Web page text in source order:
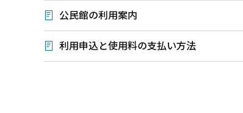
公民館の利用案内
利用申込と使用料の支払い方法